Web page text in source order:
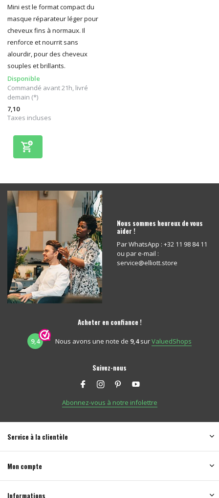
Mini est le format compact du
masque réparateur léger pour
cheveux fins à normaux. Il
renforce et nourrit sans
alourdir, pour des cheveux
souples et brillants.
Disponible
Commandé avant 21h, livré
demain (*)
7,10
Taxes incluses
Nous sommes heureux de vous
aider !
Par WhatsApp : +32 11 98 84 11
ou par e-mail :
service@elliott.store
Acheter en confiance !
9,4 Nous avons une note de 9,4surValuedShops
Suivez-nous
Abonnez-vous à notre infolettre
Service à la clientèle
Mon compte
Informations